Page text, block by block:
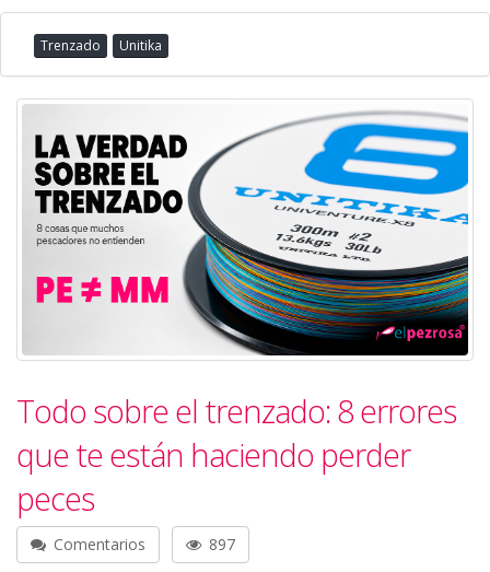
Trenzado Unitika
Todo sobre el trenzado: 8 errores
que te están haciendo perder
peces
Comentarios 897